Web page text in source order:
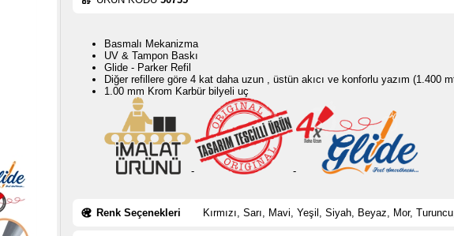
Basmalı Mekanizma
UV & Tampon Baskı
Glide - Parker Refil
Diğer refillere göre 4 kat daha uzun , üstün akıcı ve konforlu yazım (1.400
1.00 mm Krom Karbür bilyeli uç
- -
Renk Seçenekleri Kırmızı, Sarı, Mavi, Yeşil, Siyah, Beyaz, Mor,